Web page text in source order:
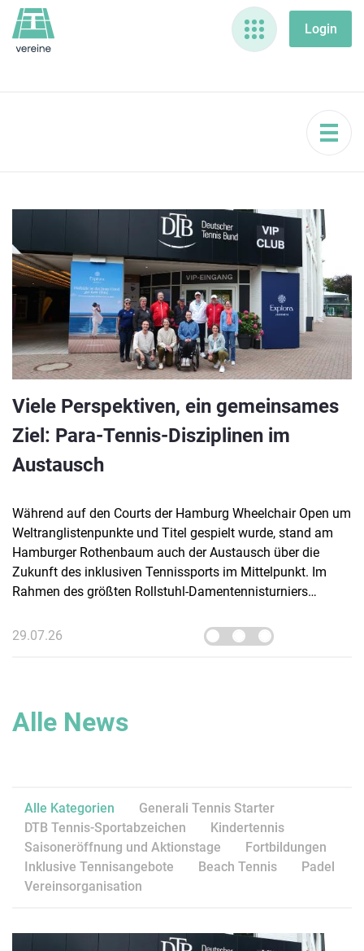
Viele Perspektiven, ein gemeinsames
Ziel: Para-Tennis-Disziplinen im
Austausch
Während auf den Courts der Hamburg Wheelchair Open um
Weltranglistenpunkte und Titel gespielt wurde, stand am
Hamburger Rothenbaum auch der Austausch über die
Zukunft des inklusiven Tennissports im Mittelpunkt. Im
Rahmen des größten Rollstuhl-Damentennisturniers
Vertreter:innen verschiedener Para-Tennis-Disziplinen zu
einem Runden Tisch der Inklusion ein.
29.07.26
Alle News
Alle Kategorien
Generali Tennis Starter
DTB Tennis-Sportabzeichen
Kindertennis
Saisoneröffnung und Aktionstage
Fortbildungen
Inklusive Tennisangebote
Beach Tennis
Padel
Vereinsorganisation